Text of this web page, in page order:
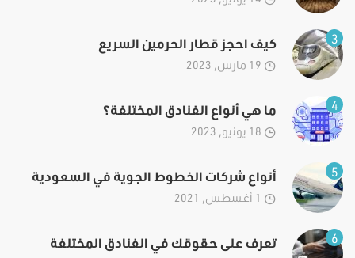
3 كيف احجز قطار الحرمين السريع
4 ما هي أنواع الفنادق المختلفة؟
5 أنواع شركات الخطوط الجوية في السعودية
6 تعرف على حقوقك في الفنادق المختلفة